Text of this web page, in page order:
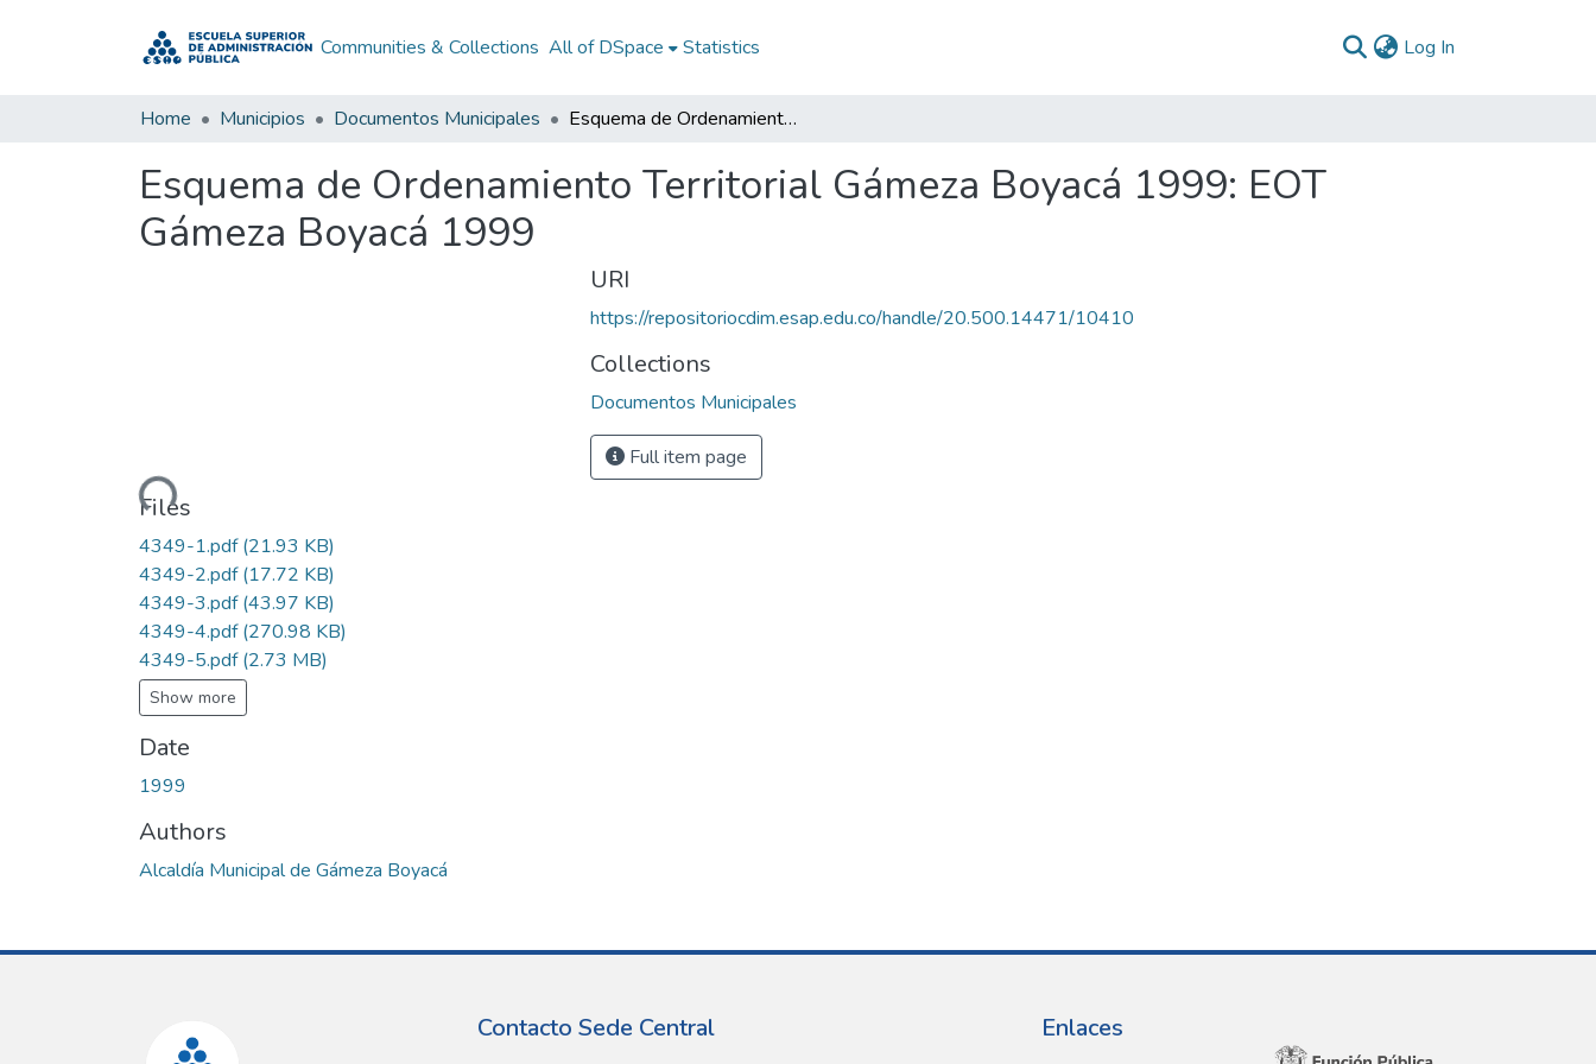
Communities & Collections All of DSpace Statistics Log In
Home Municipios Documentos Municipales Esquema de Ordenamiento Territorial Gámeza Boyacá 1999: EOT Gámeza Boyacá 1999
Esquema de Ordenamiento Territorial Gámeza Boyacá 1999: EOT
Gámeza Boyacá 1999
Loading...
Files
4349-1.pdf(21.93 KB)
4349-2.pdf(17.72 KB)
4349-3.pdf(43.97 KB)
4349-4.pdf(270.98 KB)
4349-5.pdf(2.73 MB)
Show more
Date
1999
Authors
Alcaldía Municipal de Gámeza Boyacá
URI
https://repositoriocdim.esap.edu.co/handle/20.500.14471/10410
Collections
Documentos Municipales
Full item page
Contacto Sede Central Enlaces